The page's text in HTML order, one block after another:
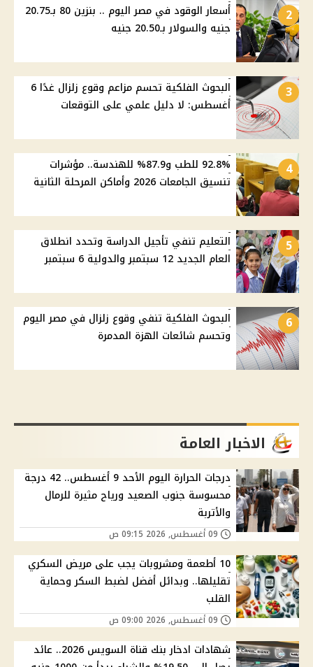
2
أسعار الوقود في مصر اليوم .. بنزين 80 بـ20.75
جنيه والسولار بـ20.50 جنيه
3
البحوث الفلكية تحسم مزاعم وقوع زلزال غدًا 6
أغسطس: لا دليل علمي على التوقعات
4
92.8% للطب و87.9% للهندسة.. مؤشرات
تنسيق الجامعات 2026 وأماكن المرحلة الثانية
5
التعليم تنفي تأجيل الدراسة وتحدد انطلاق
العام الجديد 12 سبتمبر والدولية 6 سبتمبر
6
البحوث الفلكية تنفي وقوع زلزال في مصر اليوم
وتحسم شائعات الهزة المدمرة
الاخبار العامة
درجات الحرارة اليوم الأحد 9 أغسطس.. 42 درجة
محسوسة جنوب الصعيد ورياح مثيرة للرمال
والأتربة
10 أطعمة ومشروبات يجب على مريض السكري
تقليلها.. وبدائل أفضل لضبط السكر وحماية
القلب
شهادات ادخار بنك قناة السويس 2026.. عائد